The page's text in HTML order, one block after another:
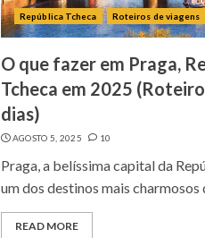
República Tcheca Roteiros de viagens
O que fazer em Praga,
Tcheca em 2025
dias)
AGOSTO 5, 2025 10
Praga, a belíssima capital da
um dos destinos mais charmosos
READ MORE